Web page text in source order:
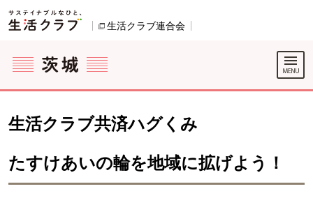
ページの先頭です。
生活クラブ連合会
ここからサイト内共通メニューです。
サイト内共通メニューをスキップする
サイト内共通メニューここまで。
生活クラブ共済ハグくみ
たすけあいの輪を地域に拡げよう！